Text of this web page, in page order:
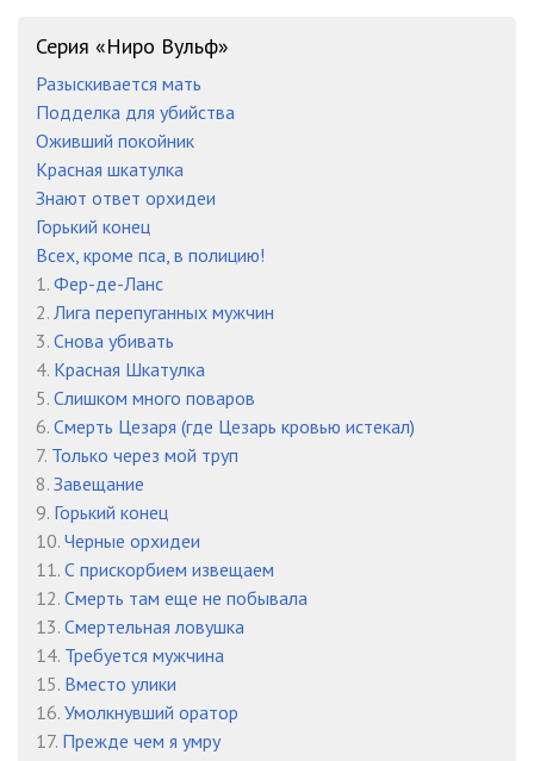
20
21
22
23
24
25
26
27
28
29
30
31
32
Серия «Ниро Вульф»
Разыскивается мать
Подделка для убийства
Оживший покойник
Красная шкатулка
Знают ответ орхидеи
Горький конец
Всех, кроме пса, в полицию!
1. Фер-де-Ланс
2. Лига перепуганных мужчин
3. Снова убивать
4. Красная Шкатулка
5. Слишком много поваров
6. Смерть Цезаря (где Цезарь кровью истекал)
7. Только через мой труп
8. Завещание
9. Горький конец
10. Черные орхидеи
11. С прискорбием извещаем
12. Смерть там еще не побывала
13. Смертельная ловушка
14. Требуется мужчина
15. Вместо улики
16. Умолкнувший оратор
17. Прежде чем я умру